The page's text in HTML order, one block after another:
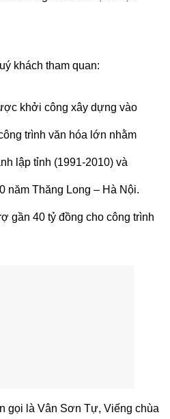
khách tham quan:
khởi công xây dựng vào
trình văn hóa lớn nhằm
lập tỉnh (1991-2010) và
năm Thăng Long – Hà Nội.
gần 40 tỷ đồng cho công trình
gọi là Vân Sơn Tự, Viếng chùa